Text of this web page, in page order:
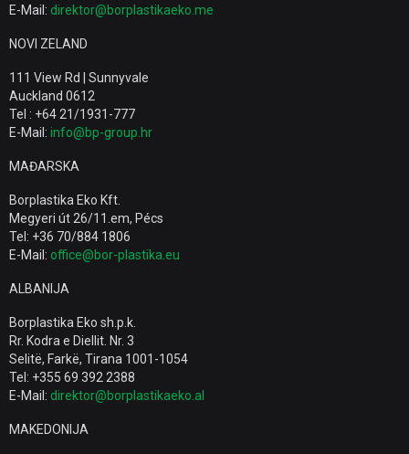
E-Mail: direktor@borplastikaeko.me
NOVI ZELAND
111 View Rd | Sunnyvale
Auckland 0612
Tel : +64 21/1931-777
E-Mail: info@bp-group.hr
MAĐARSKA
Borplastika Eko Kft.
Megyeri út 26/11.em, Pécs
Tel: +36 70/884 1806
E-Mail: office@bor-plastika.eu
ALBANIJA
Borplastika Eko sh.p.k.
Rr. Kodra e Diellit. Nr. 3
Selitë, Farkë, Tirana 1001-1054
Tel: +355 69 392 2388
E-Mail: direktor@borplastikaeko.al
MAKEDONIJA